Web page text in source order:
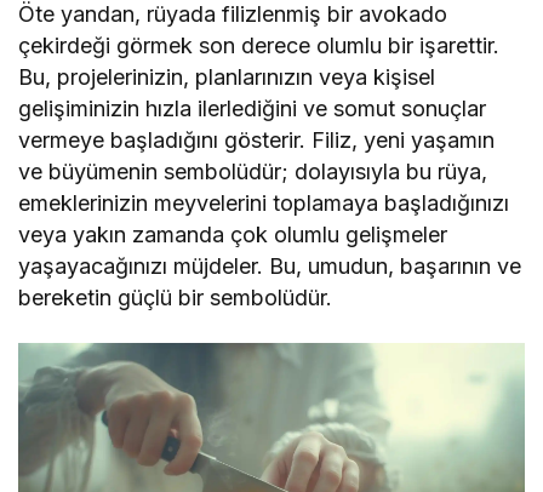
Öte yandan, rüyada filizlenmiş bir avokado
çekirdeği görmek son derece olumlu bir işarettir.
Bu, projelerinizin, planlarınızın veya kişisel
gelişiminizin hızla ilerlediğini ve somut sonuçlar
vermeye başladığını gösterir. Filiz, yeni yaşamın
ve büyümenin sembolüdür; dolayısıyla bu rüya,
emeklerinizin meyvelerini toplamaya başladığınızı
veya yakın zamanda çok olumlu gelişmeler
yaşayacağınızı müjdeler. Bu, umudun, başarının ve
bereketin güçlü bir sembolüdür.